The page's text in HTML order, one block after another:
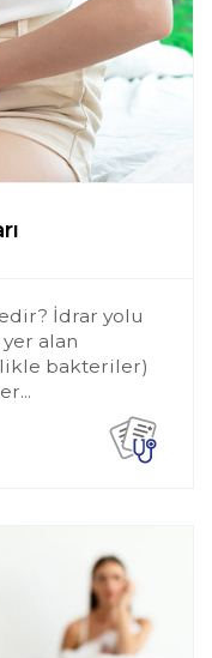
İdrar yolu
alan
bakteriler)